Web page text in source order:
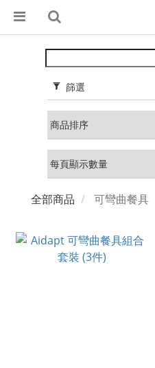
篩選
全部商品 可彎曲餐具